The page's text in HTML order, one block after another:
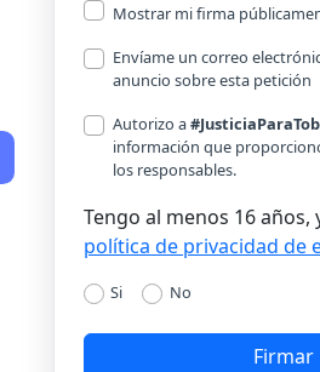
Mostrar mi firma
Envíame un correo
anuncio sobre esta petición
Autorizo a
información que
los responsables.
Tengo al menos 16 años,
política de privacidad de
Si No
Firmar